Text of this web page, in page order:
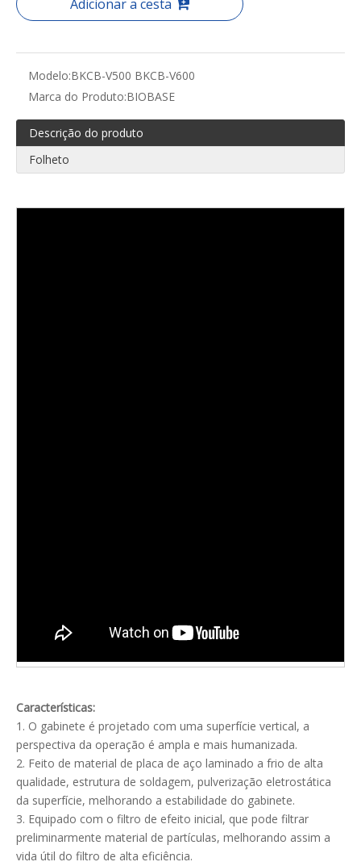
Adicionar a cesta
Modelo:BKCB-V500 BKCB-V600
Marca do Produto:BIOBASE
Descrição do produto
Folheto
Características:
1. O gabinete é projetado com uma superfície vertical, a
perspectiva da operação é ampla e mais humanizada.
2. Feito de material de placa de aço laminado a frio de alta
qualidade, estrutura de soldagem, pulverização eletrostática
da superfície, melhorando a estabilidade do gabinete.
3. Equipado com o filtro de efeito inicial, que pode filtrar
preliminarmente material de partículas, melhorando assim a
vida útil do filtro de alta eficiência.